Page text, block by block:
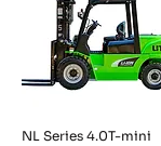
NL Series 4.0T-mini